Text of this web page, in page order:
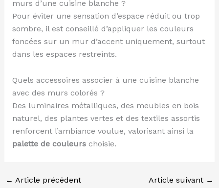
murs d’une cuisine blanche ?
Pour éviter une sensation d’espace réduit ou trop
sombre, il est conseillé d’appliquer les couleurs
foncées sur un mur d’accent uniquement, surtout
dans les espaces restreints.
Quels accessoires associer à une cuisine blanche
avec des murs colorés ?
Des luminaires métalliques, des meubles en bois
naturel, des plantes vertes et des textiles assortis
renforcent l’ambiance voulue, valorisant ainsi la
palette de couleurschoisie.
← Article précédent Article suivant →